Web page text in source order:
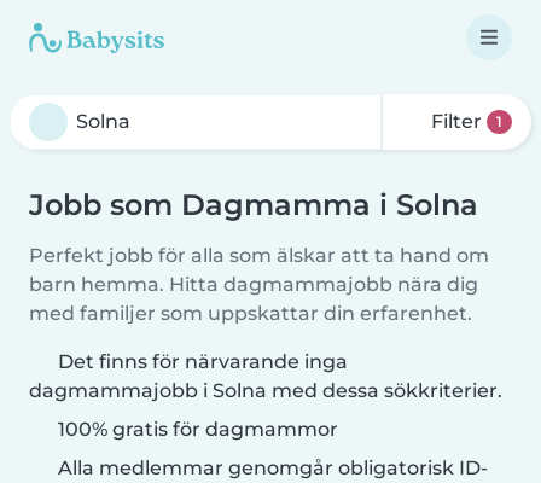
Filter 1
Jobb som Dagmamma i Solna
Perfekt jobb för alla som älskar att ta hand om
barn hemma. Hitta dagmammajobb nära dig
med familjer som uppskattar din erfarenhet.
Det finns för närvarande inga
dagmammajobb i Solna med dessa sökkriterier.
100% gratis för dagmammor
Alla medlemmar genomgår obligatorisk ID-